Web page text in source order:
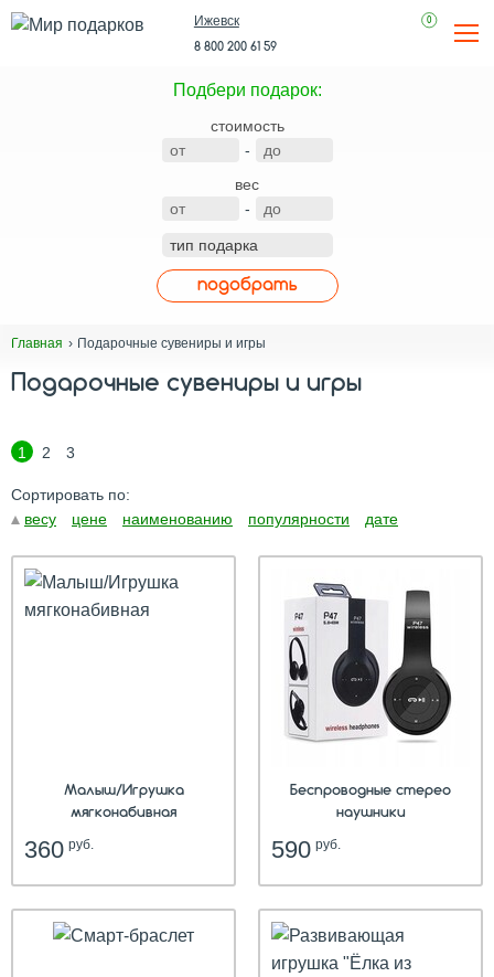
0
Ижевск
8 800 200 61 59
Подбери подарок:
стоимость
-
вес
-
подобрать
Главная Подарочные сувениры и игры
Подарочные сувениры и игры
1 2 3
Сортировать по:
весу
цене наименованию популярности дате
Малыш/Игрушка
мягконабивная
360руб.
Беспроводные стерео
наушники
590руб.